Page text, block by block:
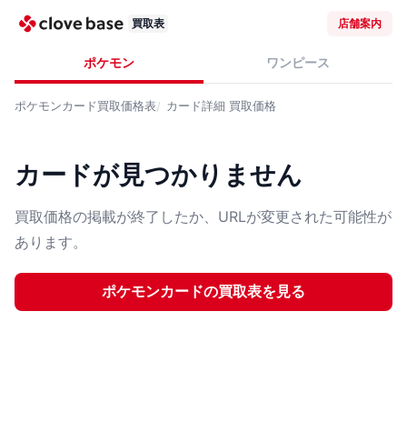
買取表 店舗案内
ポケモン ワンピース
ポケモンカード買取価格表 カード詳細 買取価格
カードが見つかりません
買取価格の掲載が終了したか、URLが変更された可能性が
あります。
ポケモンカードの買取表を見る